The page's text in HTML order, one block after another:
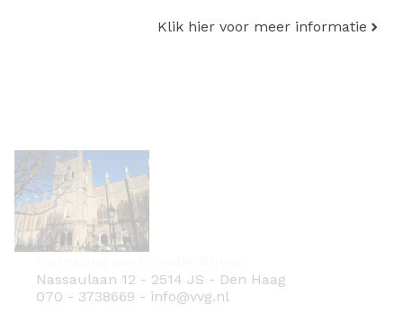
Klik hier voor meer informatie
Nassaulaan 12 - 2514 JS - Den Haag
070 - 3738669 - info@vvg.nl